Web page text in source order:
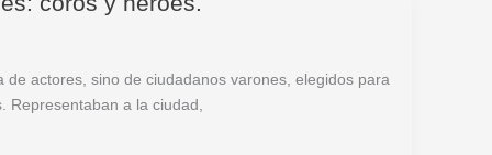
actores, sino de ciudadanos varones, elegidos para
Representaban a la ciudad,